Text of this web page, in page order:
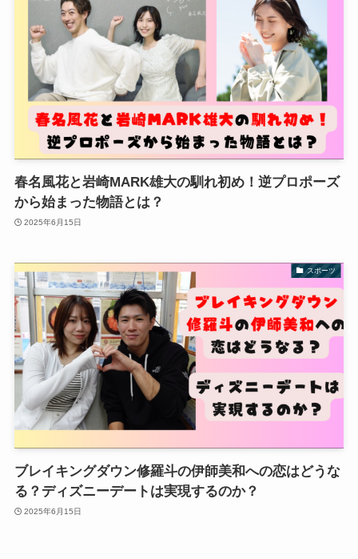
春名風花と岩崎MARK雄大の馴れ初め！逆プロポーズ
から始まった物語とは？
2025年6月15日
スポーツ
ブレイキングダウン修羅斗の伊師美和への恋はどうな
る？ディズニーデートは実現するのか？
2025年6月15日